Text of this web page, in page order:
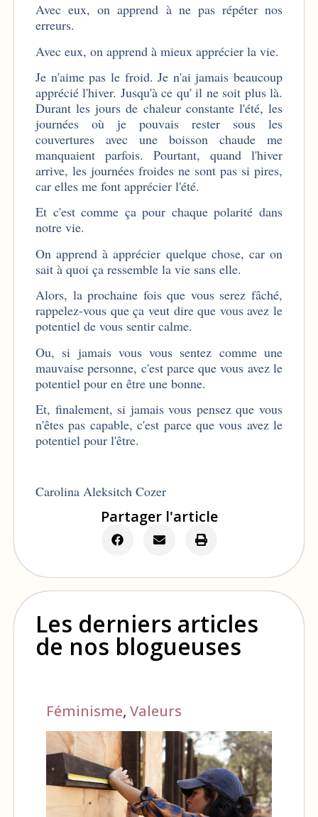
Avec eux, on apprend à ne pas répéter nos
erreurs.
Avec eux, on apprend à mieux apprécier la vie.
Je n'aime pas le froid. Je n'ai jamais beaucoup
apprécié l'hiver. Jusqu'à ce qu' il ne soit plus là.
Durant les jours de chaleur constante l'été, les
journées où je pouvais rester sous les
couvertures avec une boisson chaude me
manquaient parfois. Pourtant, quand l'hiver
arrive, les journées froides ne sont pas si pires,
car elles me font apprécier l'été.
Et c'est comme ça pour chaque polarité dans
notre vie.
On apprend à apprécier quelque chose, car on
sait à quoi ça ressemble la vie sans elle.
Alors, la prochaine fois que vous serez fâché,
rappelez-vous que ça veut dire que vous avez le
potentiel de vous sentir calme.
Ou, si jamais vous vous sentez comme une
mauvaise personne, c'est parce que vous avez le
potentiel pour en être une bonne.
Et, finalement, si jamais vous pensez que vous
n'êtes pas capable, c'est parce que vous avez le
potentiel pour l'être.
Carolina Aleksitch Cozer
Partager l'article
Les derniers articles
de nos blogueuses
Féminisme, Valeurs